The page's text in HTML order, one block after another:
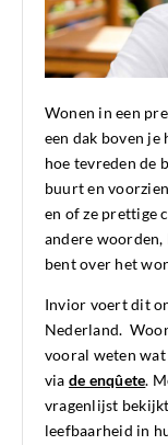
Wonen in een
een dak boven je
hoe tevreden de
buurt en
en of ze prettige
andere woorden,
bent over het
Invior voert dit
Nederland.
vooral weten
via de enqûete.
vragenlijst
leefbaarheid in